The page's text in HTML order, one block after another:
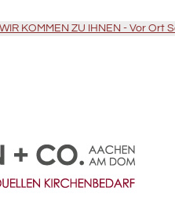
WIR KOMMEN ZU IHNEN - Vor